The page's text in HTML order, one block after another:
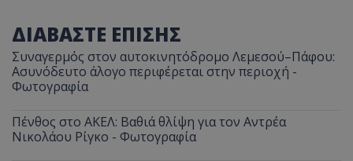
ΔΙΑΒΑΣΤΕ ΕΠΙΣΗΣ
Συναγερμός στον αυτοκινητόδρομο Λεμεσού–Πάφου:
Ασυνόδευτο άλογο περιφέρεται στην περιοχή -
Φωτογραφία
Πένθος στο ΑΚΕΛ: Βαθιά θλίψη για τον Αντρέα
Νικολάου Ρίγκο - Φωτογραφία